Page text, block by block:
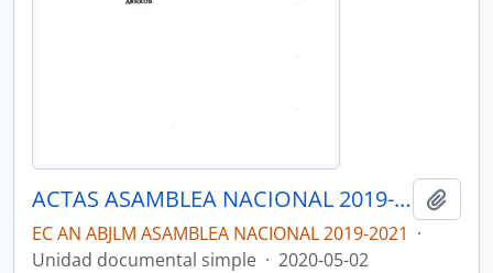
ACTAS ASAMBLEA NACIONAL 2019-2021
EC AN ABJLM ASAMBLEA NACIONAL 2019-2021 ·
Unidad documental simple · 2020-05-02